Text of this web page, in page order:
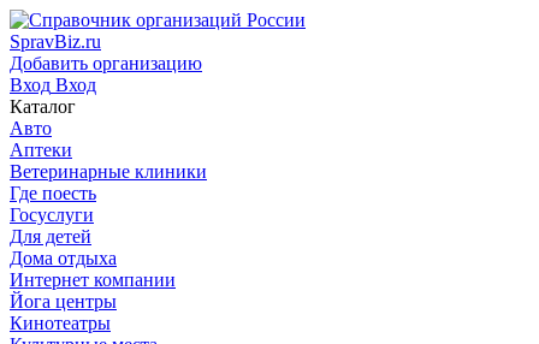
SpravBiz.ru
Добавить организацию
Вход Вход
Каталог
Авто
Аптеки
Ветеринарные клиники
Где поесть
Госуслуги
Для детей
Дома отдыха
Интернет компании
Йога центры
Кинотеатры